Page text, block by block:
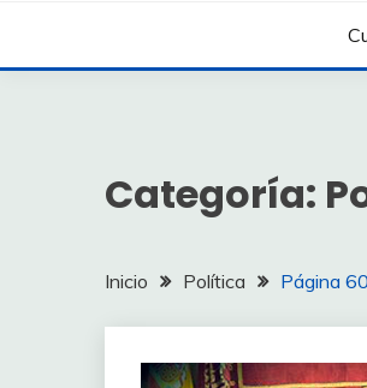
Categoría:
Inicio Política Página 60